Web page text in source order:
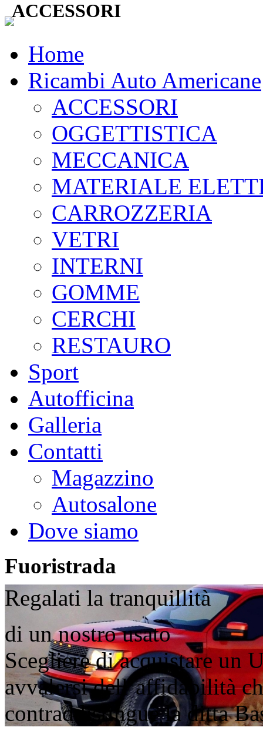
Home
Ricambi Auto Americane
ACCESSORI
OGGETTISTICA
MECCANICA
MATERIALE
CARROZZERIA
VETRI
INTERNI
GOMME
CERCHI
RESTAURO
Sport
Autofficina
Galleria
Contatti
Magazzino
Autosalone
Dove siamo
Fuoristrada
Regalati la tranquillità
di un nostro usato
Scegliere di acquistare un
avvalersi dell’affidabilità
contraddistingue la ditta
ACCESSORI